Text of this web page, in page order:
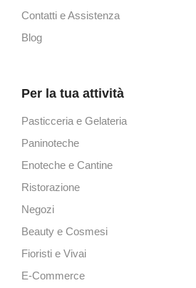
Contatti e Assistenza
Blog
Per la tua attività
Pasticceria e Gelateria
Paninoteche
Enoteche e Cantine
Ristorazione
Negozi
Beauty e Cosmesi
Fioristi e Vivai
E-Commerce